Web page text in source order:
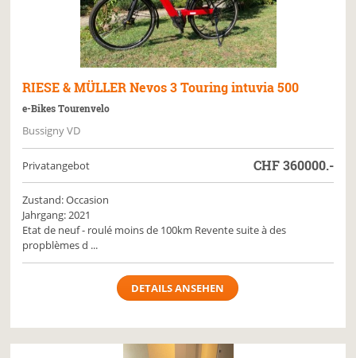
RIESE & MÜLLER Nevos 3 Touring intuvia 500
e-Bikes Tourenvelo
Bussigny VD
Privatangebot CHF360000.-
Zustand: Occasion
Jahrgang: 2021
Etat de neuf - roulé moins de 100km Revente suite à des
propblèmes d ...
DETAILS ANSEHEN